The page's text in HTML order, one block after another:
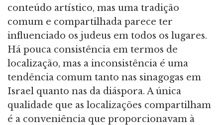
conteúdo artístico, mas uma tradição
comum e compartilhada parece ter
influenciado os judeus em todos os lugares.
Há pouca consistência em termos de
localização, mas a inconsistência é uma
tendência comum tanto nas sinagogas em
Israel quanto nas da diáspora. A única
qualidade que as localizações compartilham
é a conveniência que proporcionavam à